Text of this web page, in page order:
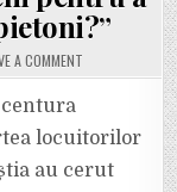
A COMMENT
ACCIDENT
FOCȘANIULUI.
CETĂȚENII
ZONĂ:
centura
locuitorilor
au cerut